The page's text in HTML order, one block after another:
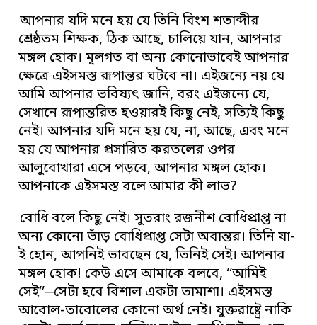
আপনার যদি মনে হয় যে তিনি বিংশ শতাব্দীর
শ্রেষ্ঠতম শিক্ষক, ঠিক আছে, চালিয়ে যান, আপনার
মঙ্গল হোক। মূলগত বা অন্য কোনোভাবেই আপনার
ক্ষেত্রে এইসমস্ত রূপান্তর ঘটবে না। এইজন্যে নয় যে
আমি আপনার ভবিষ্যৎ জানি, বরং এইজন্যে যে,
সেখানে রূপান্তরিত হওয়ারই কিছু নেই, সত্যিই কিছু
নেই। আপনার যদি মনে হয় যে, না, আছে, এবং মনে
হয় যে আপনার প্রসারিত করতলের ওপর
আলুবোখারা এসে পড়বে, আপনার মঙ্গল হোক।
আপনাকে এইসমস্ত বলে আমার কী লাভ?
বোধি বলে কিছু নেই। সুতরাং রজনীশ বোধিপ্রাপ্ত না
অন্য কোনো ভাঁড় বোধিপ্রাপ্ত সেটা অবান্তর। তিনি যা-
ই হোন, আপনিই ভাবছেন যে, তিনিই সেই। আপনার
মঙ্গল হোক! কেউ এসে আমাকে বলবে, ‘‘আমিই
সেই’’─সেটা হবে বিশাল একটা তামাশা। এইসমস্ত
আবোল-তাবোলের কোনো অর্থ নেই। যুক্তরাষ্ট্রে নাকি